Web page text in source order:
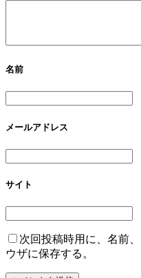
名前
メールアドレス
サイト
次回投稿時用に、名前
ウザに保存する。